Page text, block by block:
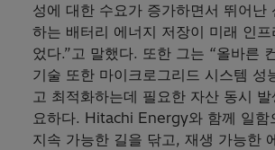
성에 대한 수요가 증가하면서 뛰어난
하는 배터리 에너지 저장이 미래 인
었다.”고 말했다. 또한 그는 “올바른
기술 또한 마이크로그리드 시스템 성
고 최적화하는데 필요한 자산 동시
요하다. Hitachi Energy와 함께 일함
지속 가능한 길을 닦고, 재생 가능한